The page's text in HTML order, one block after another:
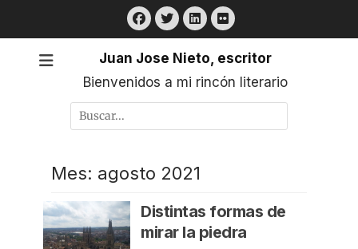
al
contenido
Facebook
Twitter
LinkedIn
Flickr
Juan Jose Nieto, escritor
Bienvenidos a mi rincón literario
Buscar
Mes: agosto 2021
Distintas formas de
mirar la piedra